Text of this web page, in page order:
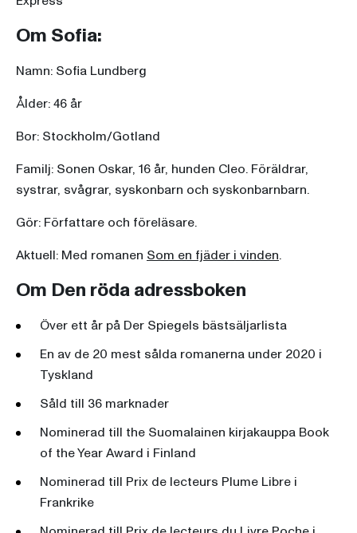
Om Sofia:
Namn: Sofia Lundberg
Ålder: 46 år
Bor: Stockholm/Gotland
Familj: Sonen Oskar, 16 år, hunden Cleo. Föräldrar,
systrar, svågrar, syskonbarn och syskonbarnbarn.
Gör: Författare och föreläsare.
Aktuell: Med romanen Som en fjäder i vinden.
Om Den röda adressboken
Över ett år på Der Spiegels bästsäljarlista
En av de 20 mest sålda romanerna under 2020 i
Tyskland
Såld till 36 marknader
Nominerad till the Suomalainen kirjakauppa Book
of the Year Award i Finland
Nominerad till Prix de lecteurs Plume Libre i
Frankrike